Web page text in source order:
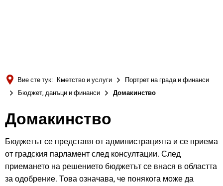
Deutsch MENÜ
Вие сте тук: Кметство и услуги
Портрет на града и финанси
Бюджет, данъци и финанси
Домакинство
Домакинство
Бюджетът се представя от администрацията и се приема
от градския парламент след консултации. След
приемането на решението бюджетът се внася в областта
за одобрение. Това означава, че понякога може да